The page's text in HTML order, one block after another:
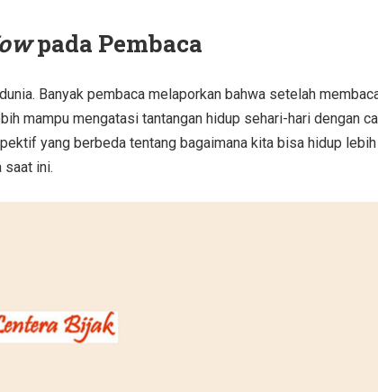
pada Pembaca
Banyak pembaca melaporkan bahwa setelah
mampu mengatasi tantangan hidup sehari-hari dengan
yang berbeda tentang bagaimana kita bisa hidup lebih
saat ini.